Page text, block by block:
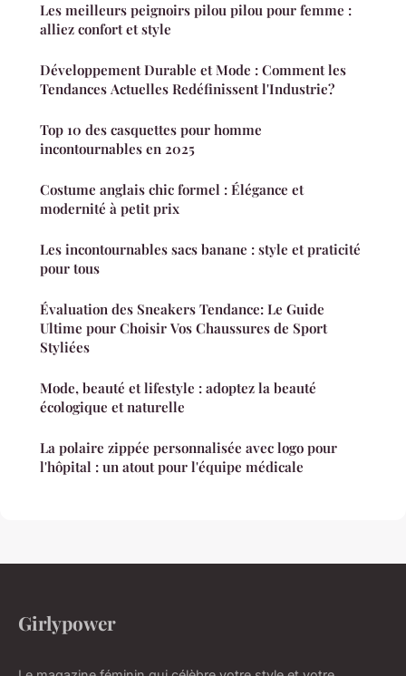
Les meilleurs peignoirs pilou pilou pour femme :
alliez confort et style
Développement Durable et Mode : Comment les
Tendances Actuelles Redéfinissent l'Industrie?
Top 10 des casquettes pour homme
incontournables en 2025
Costume anglais chic formel : Élégance et
modernité à petit prix
Les incontournables sacs banane : style et praticité
pour tous
Évaluation des Sneakers Tendance: Le Guide
Ultime pour Choisir Vos Chaussures de Sport
Styliées
Mode, beauté et lifestyle : adoptez la beauté
écologique et naturelle
La polaire zippée personnalisée avec logo pour
l'hôpital : un atout pour l'équipe médicale
Girlypower